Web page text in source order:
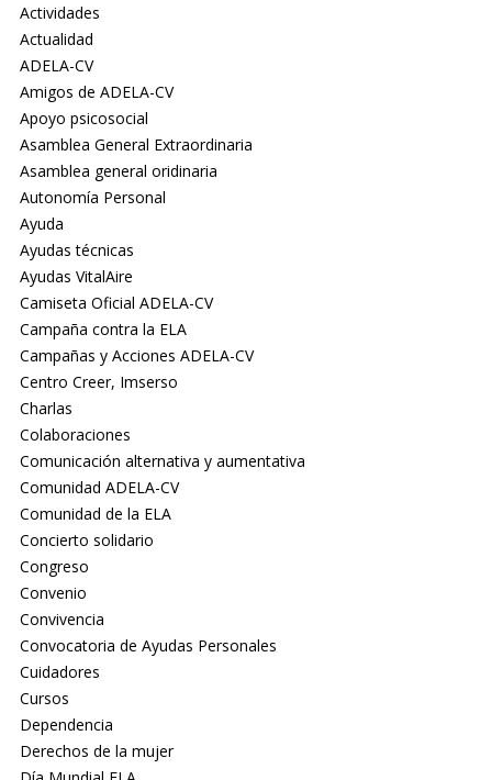
Actividades
Actualidad
ADELA-CV
Amigos de ADELA-CV
Apoyo psicosocial
Asamblea General Extraordinaria
Asamblea general oridinaria
Autonomía Personal
Ayuda
Ayudas técnicas
Ayudas VitalAire
Camiseta Oficial ADELA-CV
Campaña contra la ELA
Campañas y Acciones ADELA-CV
Centro Creer, Imserso
Charlas
Colaboraciones
Comunicación alternativa y aumentativa
Comunidad ADELA-CV
Comunidad de la ELA
Concierto solidario
Congreso
Convenio
Convivencia
Convocatoria de Ayudas Personales
Cuidadores
Cursos
Dependencia
Derechos de la mujer